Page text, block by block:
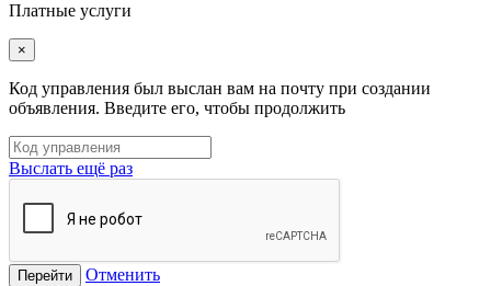
Платные услуги
×
Код управления был выслан вам на почту при создании
объявления. Введите его, чтобы продолжить
Выслать ещё раз
Перейти Отменить